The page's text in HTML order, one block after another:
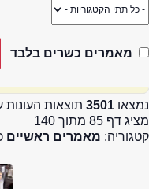
מאמרים כשרים בלבד
נמצאו 3501 תוצאות
מציג דף 85 מתוך 140
קטגוריה: מאמרים ראשיים